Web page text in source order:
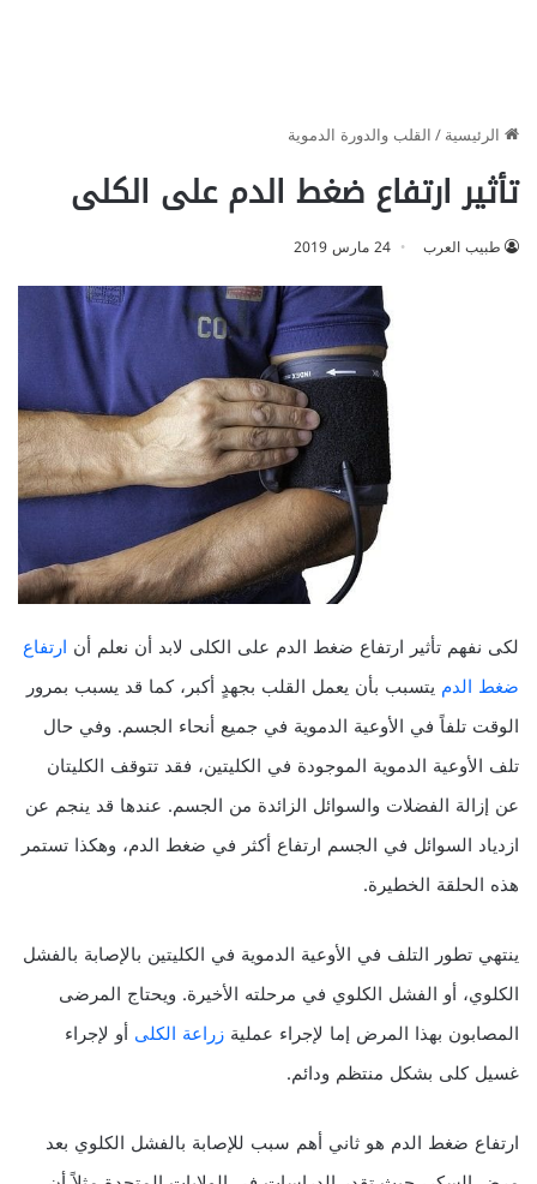
الرئيسية/القلب والدورة الدموية
تأثير ارتفاع ضغط الدم على الكلى
طبيب العرب 24 مارس 2019
لكى نفهم تأثير ارتفاع ضغط الدم على الكلى لابد أن نعلم أن ارتفاع
ضغط الدم يتسبب بأن يعمل القلب بجهدٍ أكبر، كما قد يسبب بمرور
الوقت تلفاً في الأوعية الدموية في جميع أنحاء الجسم. وفي حال
تلف الأوعية الدموية الموجودة في الكليتين، فقد تتوقف الكليتان
عن إزالة الفضلات والسوائل الزائدة من الجسم. عندها قد ينجم عن
ازدياد السوائل في الجسم ارتفاع أكثر في ضغط الدم، وهكذا تستمر
هذه الحلقة الخطيرة.
ينتهي تطور التلف في الأوعية الدموية في الكليتين بالإصابة بالفشل
الكلوي، أو الفشل الكلوي في مرحلته الأخيرة. ويحتاج المرضى
المصابون بهذا المرض إما لإجراء عملية زراعة الكلى أو لإجراء
غسيل كلى بشكل منتظم ودائم.
ارتفاع ضغط الدم هو ثاني أهم سبب للإصابة بالفشل الكلوي بعد